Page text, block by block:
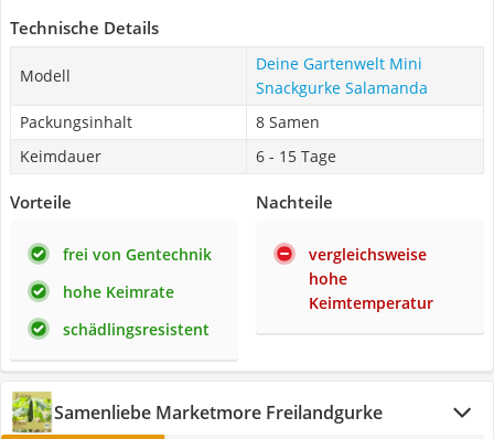
Technische Details
Modell
Deine Gartenwelt Mini
Snackgurke Salamanda
Packungsinhalt
8 Samen
Keimdauer
6 - 15 Tage
Vorteile
frei von Gentechnik
hohe Keimrate
schädlingsresistent
Nachteile
vergleichsweise
hohe
Keimtemperatur
Samenliebe Marketmore Freilandgurke